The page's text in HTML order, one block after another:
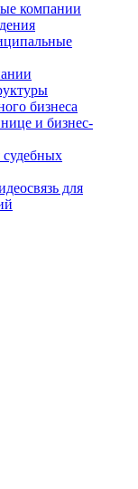
компании
бизнеса
и бизнес-
для